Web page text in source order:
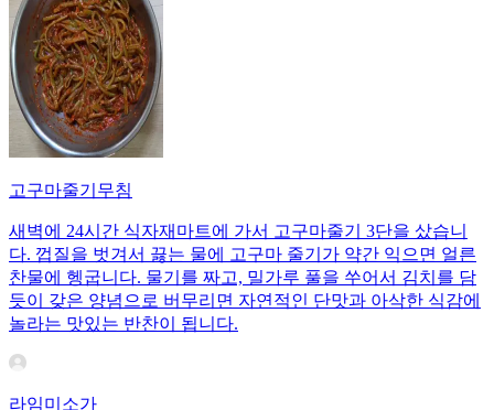
고구마줄기무침
새벽에 24시간 식자재마트에 가서 고구마줄기 3단을 샀습니
다. 껍질을 벗겨서 끓는 물에 고구마 줄기가 약간 익으면 얼른
찬물에 헹굽니다. 물기를 짜고, 밀가루 풀을 쑤어서 김치를 담
듯이 갖은 양념으로 버무리면 자연적인 단맛과 아삭한 식감에
놀라는 맛있는 반찬이 됩니다.
라임미소가